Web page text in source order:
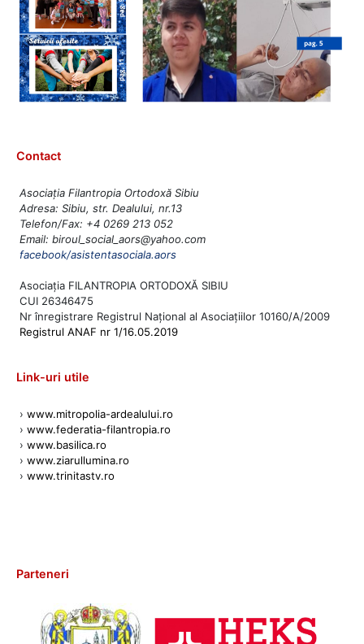
Contact
Asociația Filantropia Ortodoxă Sibiu
Adresa: Sibiu, str. Dealului, nr.13
Telefon/Fax: +4 0269 213 052
Email: biroul_social_aors@yahoo.com
facebook/asistentasociala.aors
Asociația FILANTROPIA ORTODOXĂ SIBIU
CUI 26346475
Nr înregistrare Registrul Național al Asociațiilor 10160/A/2009
Registrul ANAF nr 1/16.05.2019
Link-uri utile
› www.mitropolia-ardealului.ro
› www.federatia-filantropia.ro
› www.basilica.ro
› www.ziarullumina.ro
› www.trinitastv.ro
Parteneri